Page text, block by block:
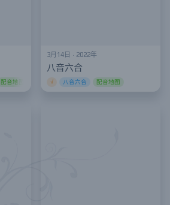
配音地图
3月14日 · 2022年
八音六合
√ 八音六合 配音地图